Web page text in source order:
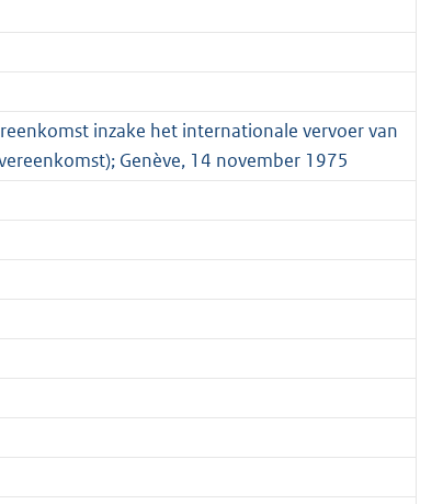
inzake het internationale vervoer van
Genève, 14 november 1975